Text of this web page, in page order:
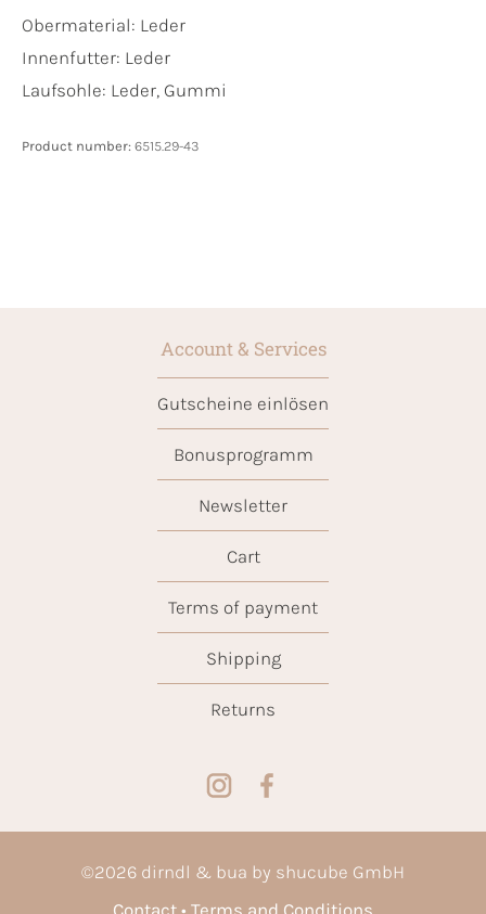
Obermaterial: Leder
Innenfutter: Leder
Laufsohle: Leder, Gummi
Product number: 6515.29-43
Account & Services
Gutscheine einlösen
Bonusprogramm
Newsletter
Cart
Terms of payment
Shipping
Returns
©2026 dirndl & bua by shucube GmbH